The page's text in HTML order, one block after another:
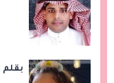
بقلم